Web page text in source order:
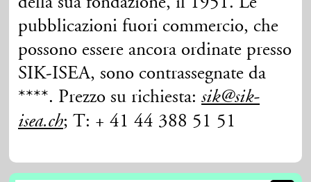
pubblicazioni fuori commercio, che
possono essere ancora ordinate presso
SIK-ISEA, sono contrassegnate da
****. Prezzo su richiesta:sik@sik-
isea.ch; T: + 41 44 388 51 51